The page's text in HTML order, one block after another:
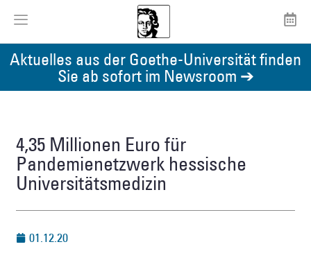
Aktuelles aus der Goethe-Universität finden
Sie ab sofort im Newsroom ➔
4,35 Millionen Euro für
Pandemienetzwerk hessische
Universitätsmedizin
01.12.20